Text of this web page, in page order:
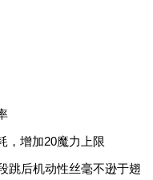
，增加20魔力上限
跳后机动性丝毫不逊于翅